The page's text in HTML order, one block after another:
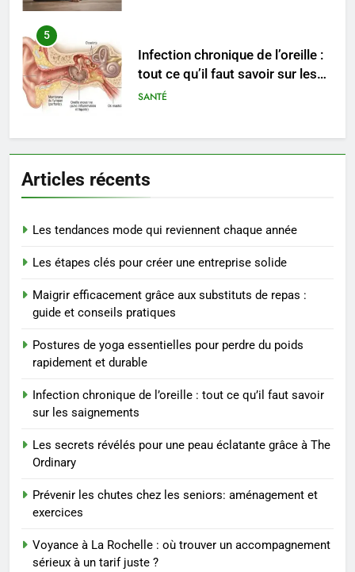
6
seniors: aménagement et
8
Voyance à La Rochelle : où
sérieux à un tarif juste ?
BIEN ÊTRE
1
Les tendances mode qui
reviennent chaque année
entreprise solide
ENTREPRISE
Articles récents
Les tendances mode qui reviennent chaque année
Les étapes clés pour créer une entreprise solide
Maigrir efficacement grâce aux substituts de repas :
guide et conseils pratiques
Postures de yoga essentielles pour perdre du poids
rapidement et durable
Infection chronique de l’oreille : tout ce qu’il faut savoir
sur les saignements
Les secrets révélés pour une peau éclatante grâce à The
Ordinary
Prévenir les chutes chez les seniors: aménagement et
exercices
Voyance à La Rochelle : où trouver un accompagnement
sérieux à un tarif juste ?